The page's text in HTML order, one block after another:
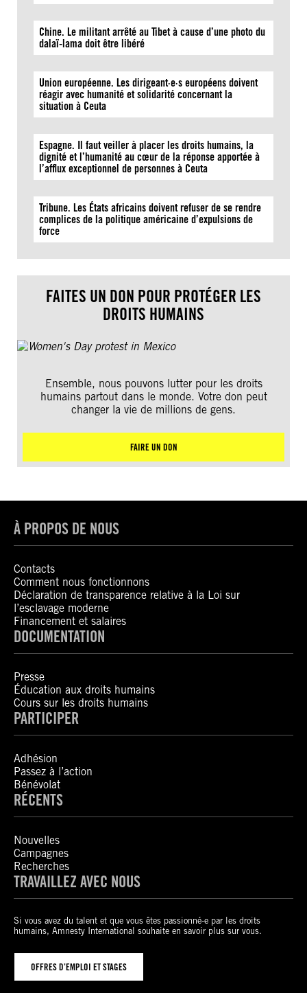
Chine. Le militant arrêté au Tibet à cause d’une photo du
dalaï-lama doit être libéré
Union européenne. Les dirigeant·e·s européens doivent
réagir avec humanité et solidarité concernant la
situation à Ceuta
Espagne. Il faut veiller à placer les droits humains, la
dignité et l’humanité au cœur de la réponse apportée à
l’afflux exceptionnel de personnes à Ceuta
Tribune. Les États africains doivent refuser de se rendre
complices de la politique américaine d’expulsions de
force
FAITES UN DON POUR PROTÉGER LES
DROITS HUMAINS
Ensemble, nous pouvons lutter pour les droits
humains partout dans le monde. Votre don peut
changer la vie de millions de gens.
FAIRE UN DON
À PROPOS DE NOUS
Contacts
Comment nous fonctionnons
Déclaration de transparence relative à la Loi sur
l’esclavage moderne
Financement et salaires
DOCUMENTATION
Presse
Éducation aux droits humains
Cours sur les droits humains
PARTICIPER
Adhésion
Passez à l’action
Bénévolat
RÉCENTS
Nouvelles
Campagnes
Recherches
TRAVAILLEZ AVEC NOUS
Si vous avez du talent et que vous êtes passionné-e par les droits
humains, Amnesty International souhaite en savoir plus sur vous.
OFFRES D’EMPLOI ET STAGES